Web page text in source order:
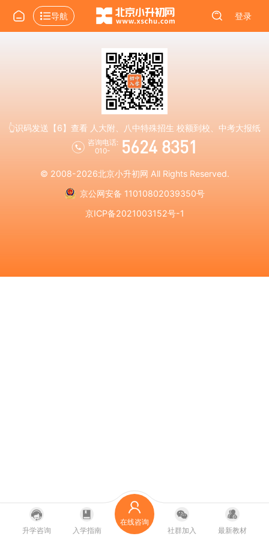
导航 登录
👆识码发送【6】查看 人大附、八中特殊招生 校额到校、中考大报纸
咨询电话:
010-
5624 8351
© 2008-2026北京小升初网 All Rights Reserved.
京公网安备 11010802039350号
京ICP备2021003152号-1
升学咨询 入学指南
在线咨询
社群加入
最新教材